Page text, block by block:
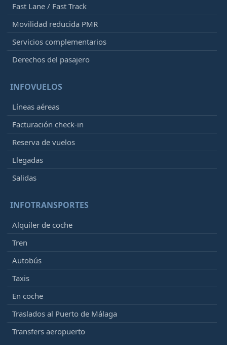
Fast Lane / Fast Track
Movilidad reducida PMR
Servicios complementarios
Derechos del pasajero
INFOVUELOS
Líneas aéreas
Facturación check-in
Reserva de vuelos
Llegadas
Salidas
INFOTRANSPORTES
Alquiler de coche
Tren
Autobús
Taxis
En coche
Traslados al Puerto de Málaga
Transfers aeropuerto